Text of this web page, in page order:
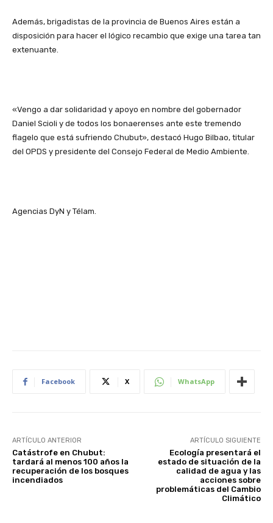
Además, brigadistas de la provincia de Buenos Aires están a
disposición para hacer el lógico recambio que exige una tarea tan
extenuante.
«Vengo a dar solidaridad y apoyo en nombre del gobernador
Daniel Scioli y de todos los bonaerenses ante este tremendo
flagelo que está sufriendo Chubut», destacó Hugo Bilbao, titular
del OPDS y presidente del Consejo Federal de Medio Ambiente.
Agencias DyN y Télam.
Facebook X WhatsApp
ARTÍCULO ANTERIOR
Catástrofe en Chubut:
tardará al menos 100 años la
recuperación de los bosques
incendiados
ARTÍCULO SIGUIENTE
Ecología presentará el
estado de situación de la
calidad de agua y las
acciones sobre
problemáticas del Cambio
Climático